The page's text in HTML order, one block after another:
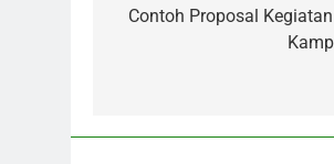
navigation
Contoh Proposal